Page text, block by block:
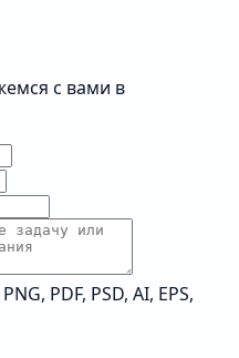
с вами в
PNG, PDF, PSD, AI, EPS,